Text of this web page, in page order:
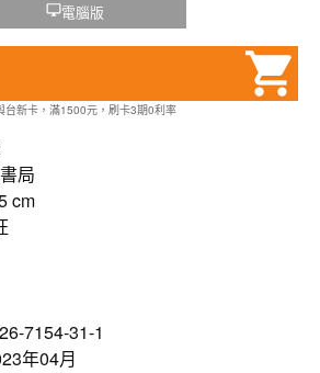
電腦版
台新卡，滿1500元，刷卡3期0利率
局
cm
7154-31-1
年04月